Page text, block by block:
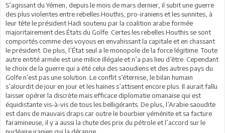
S’agissant du Yémen, depuis le mois de mars dernier, il subit une guerre
des plus violentes entre rebelles Houthis, pro-iraniens et les sunnites, à
leur tête le président Hadi soutenu par la coalition arabe formée
majoritairement des États du Golfe. Certes les rebelles Houthis se sont
comportés comme des voyous en envahissant la capitale et en chassant
le président. De plus, l’État seul a le monopole de la force légitime. Toute
autre entité armée est une milice illégale et n’a pas lieu d’être. Cependant
le choix de la guerre qui a été celui des saoudiens et des autres pays du
Golfe n’est pas une solution. Le conflit s’éternise, le bilan humain
s’alourdit de jour en jour et les haines s’attisent encore plus. Il aurait fallu
laisser opérer la discrète mais efficace diplomatie omanaise qui est
équidistante vis-à-vis de tous les belligérants. De plus, l’Arabie saoudite
est dans de mauvais draps car outre le bourbier yéménite et sa facture
faramineuse, il y a aussi la chute des prix du pétrole et l’accord sur le